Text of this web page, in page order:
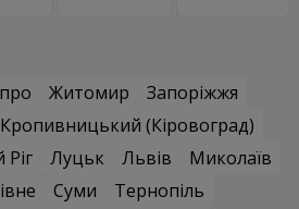
Житомир
Запоріжжя
Кропивницький (Кіровоград)
Луцьк Львів
Миколаїв
Суми
Тернопіль